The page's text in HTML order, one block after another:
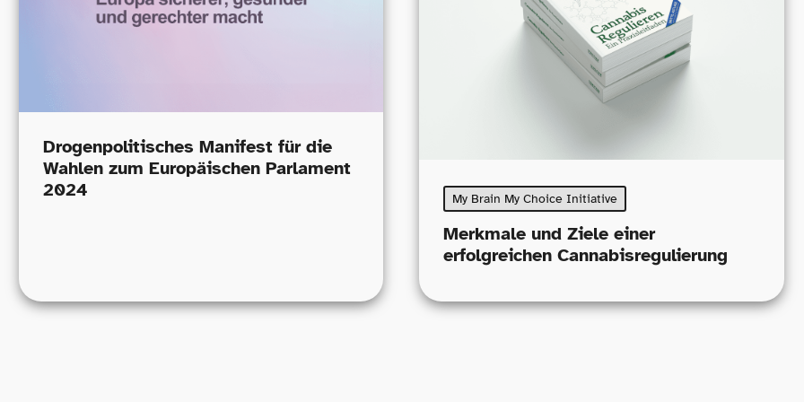
Drogenpolitisches Manifest für die
Wahlen zum Europäischen Parlament
2024
My Brain My Choice Initiative
Merkmale und Ziele einer
erfolgreichen Cannabisregulierung